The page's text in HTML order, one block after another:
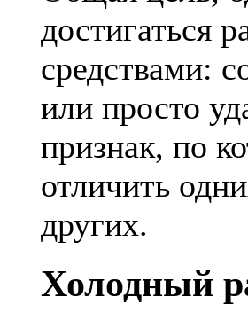
достигаться
средствами:
или просто
признак, по
отличить
других.
Холодный